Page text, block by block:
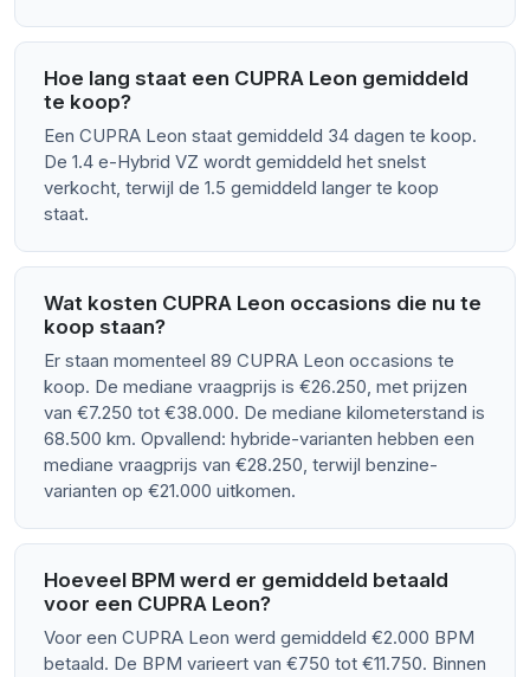
Hoe lang staat een CUPRA Leon gemiddeld
te koop?
Een CUPRA Leon staat gemiddeld 34 dagen te koop.
De 1.4 e-Hybrid VZ wordt gemiddeld het snelst
verkocht, terwijl de 1.5 gemiddeld langer te koop
staat.
Wat kosten CUPRA Leon occasions die nu te
koop staan?
Er staan momenteel 89 CUPRA Leon occasions te
koop. De mediane vraagprijs is €26.250, met prijzen
van €7.250 tot €38.000. De mediane kilometerstand is
68.500 km. Opvallend: hybride-varianten hebben een
mediane vraagprijs van €28.250, terwijl benzine-
varianten op €21.000 uitkomen.
Hoeveel BPM werd er gemiddeld betaald
voor een CUPRA Leon?
Voor een CUPRA Leon werd gemiddeld €2.000 BPM
betaald. De BPM varieert van €750 tot €11.750. Binnen